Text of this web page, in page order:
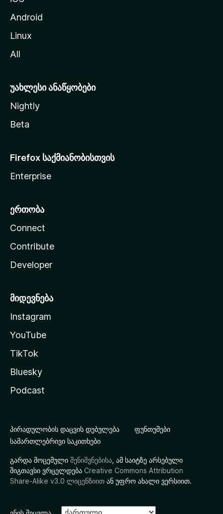
დ
ა
ლ
Android
Linux
All
უახლესი ანაწყობები
Nightly
Beta
Firefox საქმიანობისთვის
Enterprise
ერთობა
Connect
Contribute
Developer
მიდევნება
Instagram
YouTube
TikTok
Bluesky
Podcast
პირადულობის დაცვის დებულება
ფუნთუშები
სამართლებრივი საკითხები
გარდა მოცემული შენიშვნებისა , ამ საიტზე არსებული
შიგთავსი ვრცელდება Creative Commons Attribution
Share-Alike v3.0 ლიცენზიით ან უფრო ახალი ვერსიით.